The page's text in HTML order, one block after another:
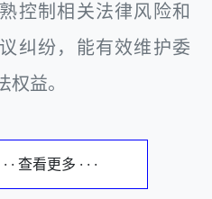
控制相关法律风险和
纠纷，能有效维护委
权益。
· · 查看更多 · · ·